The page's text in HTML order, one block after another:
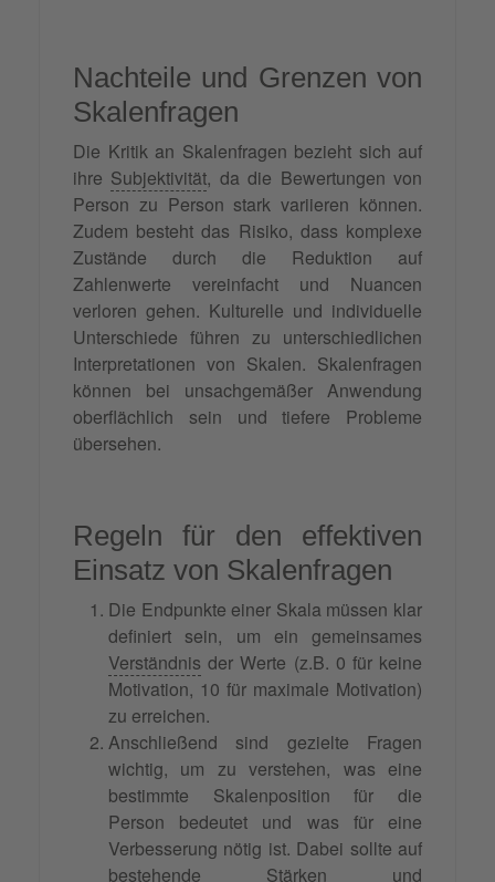
Nachteile und Grenzen von
Skalenfragen
Die Kritik an Skalenfragen bezieht sich auf
ihre Subjektivität, da die Bewertungen von
Person zu Person stark variieren können.
Zudem besteht das Risiko, dass komplexe
Zustände durch die Reduktion auf
Zahlenwerte vereinfacht und Nuancen
verloren gehen. Kulturelle und individuelle
Unterschiede führen zu unterschiedlichen
Interpretationen von Skalen. Skalenfragen
können bei unsachgemäßer Anwendung
oberflächlich sein und tiefere Probleme
übersehen.
Regeln für den effektiven
Einsatz von Skalenfragen
Die Endpunkte einer Skala müssen klar
definiert sein, um ein gemeinsames
Verständnis der Werte (z.B. 0 für keine
Motivation, 10 für maximale Motivation)
zu erreichen.
Anschließend sind gezielte Fragen
wichtig, um zu verstehen, was eine
bestimmte Skalenposition für die
Person bedeutet und was für eine
Verbesserung nötig ist. Dabei sollte auf
bestehende Stärken und